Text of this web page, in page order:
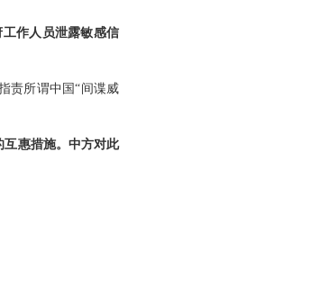
作人员泄露敏感信
责所谓中国“间谍威
互惠措施。中方对此